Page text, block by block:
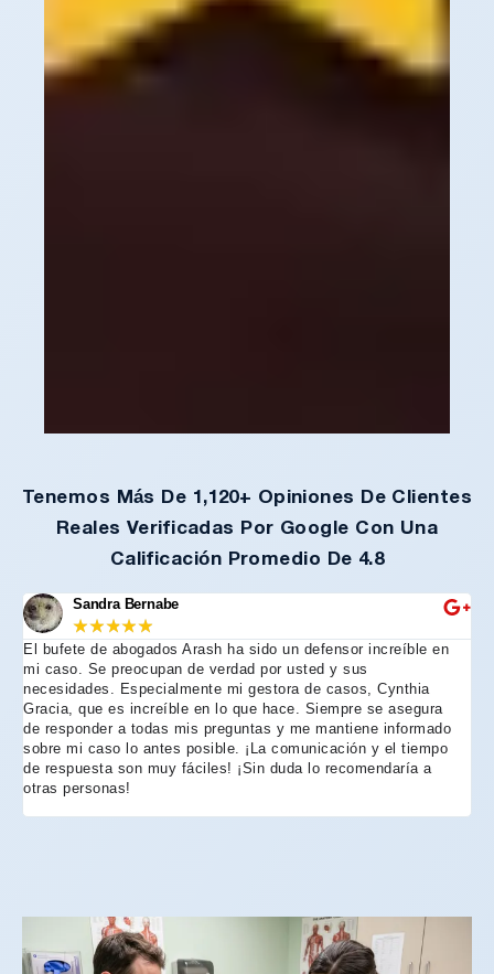
Tenemos Más De 1,120+ Opiniones De Clientes
Reales Verificadas Por Google Con Una
Calificación Promedio De 4.8
Sandra Bernabe
★★★★★
El bufete de abogados Arash ha sido un defensor increíble en
mi caso. Se preocupan de verdad por usted y sus
necesidades. Especialmente mi gestora de casos, Cynthia
Gracia, que es increíble en lo que hace. Siempre se asegura
de responder a todas mis preguntas y me mantiene informado
sobre mi caso lo antes posible. ¡La comunicación y el tiempo
de respuesta son muy fáciles! ¡Sin duda lo recomendaría a
otras personas!